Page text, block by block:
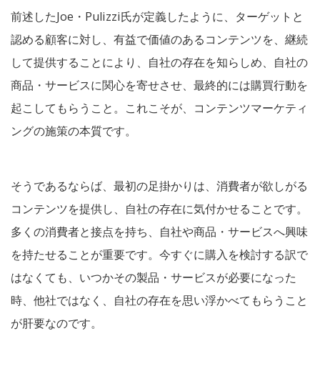
前述したJoe・Pulizzi氏が定義したように、ターゲットと
認める顧客に対し、有益で価値のあるコンテンツを、継続
して提供することにより、自社の存在を知らしめ、自社の
商品・サービスに関心を寄せさせ、最終的には購買行動を
起こしてもらうこと。これこそが、コンテンツマーケティ
ングの施策の本質です。
そうであるならば、最初の足掛かりは、消費者が欲しがる
コンテンツを提供し、自社の存在に気付かせることです。
多くの消費者と接点を持ち、自社や商品・サービスへ興味
を持たせることが重要です。今すぐに購入を検討する訳で
はなくても、いつかその製品・サービスが必要になった
時、他社ではなく、自社の存在を思い浮かべてもらうこと
が肝要なのです。